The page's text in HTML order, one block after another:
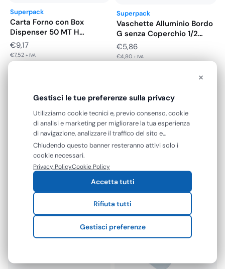
Superpack
Carta Forno con Box
Dispenser 50 MT H…
€9,17
€7,52 + IVA
Superpack
Vaschette Alluminio Bordo
G senza Coperchio 1/2
Porzione…
€5,86
€4,80 + IVA
Superpack
Vassoio Tondo Alluminio
Bordo G per Crostata
Ø250…
Rotolo Alluminio Alimenti
€12,08 - €17,64Fascia
prezzo:
€12,08
€9,90–
×
Gestisci le tue preferenze sulla privacy
Utilizziamo cookie tecnici e, previo consenso, cookie
di analisi e marketing per migliorare la tua esperienza
di navigazione, analizzare il traffico del sito e
mostrarti contenuti e pubblicità personalizzati. Puoi
accettare tutti i cookie oppure gestire le tue
preferenze. Puoi modificare o revocare il consenso in
qualsiasi momento.
Chiudendo questo banner resteranno attivi solo i
cookie necessari.
Privacy PolicyCookie Policy
Accetta tutti
Rifiuta tutti
Gestisci preferenze